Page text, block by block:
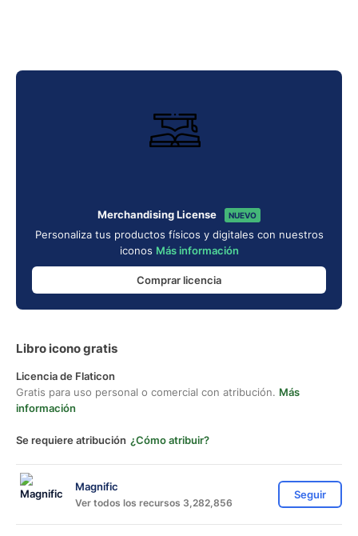
Merchandising License NUEVO
Personaliza tus productos físicos y digitales con nuestros
iconos Más información
Comprar licencia
Libro icono gratis
Licencia de Flaticon
Gratis para uso personal o comercial con atribución. Más
información
Se requiere atribución ¿Cómo atribuir?
Magnific
Ver todos los recursos 3,282,856
Seguir